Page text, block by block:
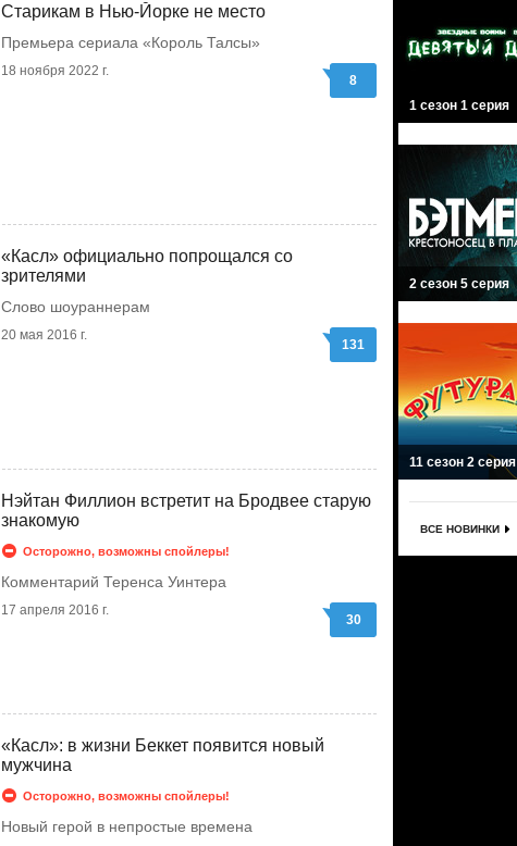
Старикам в Нью-Йорке не место
Премьера сериала «Король Талсы»
18 ноября 2022 г.
8
«Касл» официально попрощался со
зрителями
Слово шоураннерам
20 мая 2016 г.
131
Нэйтан Филлион встретит на Бродвее старую
знакомую
Осторожно, возможны спойлеры!
Комментарий Теренса Уинтера
17 апреля 2016 г.
30
«Касл»: в жизни Беккет появится новый
мужчина
Осторожно, возможны спойлеры!
Новый герой в непростые времена
1 сезон 1 серия
2 сезон 5 серия
11 сезон 2 серия
ВСЕ НОВИНКИ